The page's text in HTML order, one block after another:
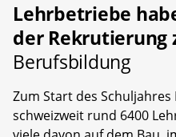
Lehrbetriebe
der Rekrutierung
Berufsbildung
Zum Start des
schweizweit rund 6400